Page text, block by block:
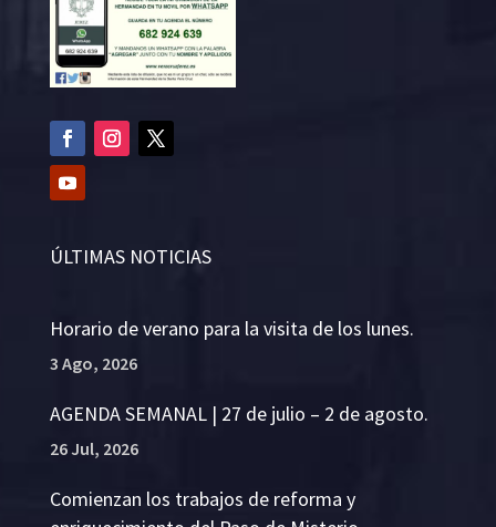
ÚLTIMAS NOTICIAS
Horario de verano para la visita de los lunes.
3 Ago, 2026
AGENDA SEMANAL | 27 de julio – 2 de agosto.
26 Jul, 2026
Comienzan los trabajos de reforma y